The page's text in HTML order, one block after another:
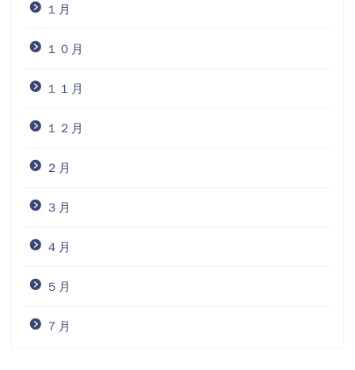
１月
１０月
１１月
１２月
２月
３月
４月
５月
７月